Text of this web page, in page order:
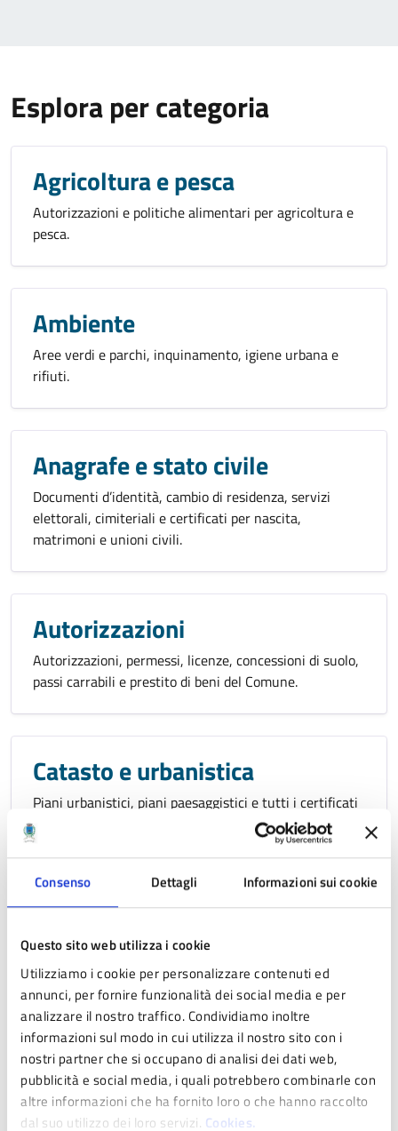
Consenso Dettagli Informazioni sui cookie
Questo sito web utilizza i cookie
Utilizziamo i cookie per personalizzare contenuti ed
annunci, per fornire funzionalità dei social media e per
analizzare il nostro traffico. Condividiamo inoltre
informazioni sul modo in cui utilizza il nostro sito con i
nostri partner che si occupano di analisi dei dati web,
pubblicità e social media, i quali potrebbero combinarle con
altre informazioni che ha fornito loro o che hanno raccolto
dal suo utilizzo dei loro servizi. Cookies.
Esplora per categoria
Agricoltura e pesca
Autorizzazioni e politiche alimentari per agricoltura e
pesca.
Ambiente
Aree verdi e parchi, inquinamento, igiene urbana e
rifiuti.
Anagrafe e stato civile
Documenti d’identità, cambio di residenza, servizi
elettorali, cimiteriali e certificati per nascita,
matrimoni e unioni civili.
Autorizzazioni
Autorizzazioni, permessi, licenze, concessioni di suolo,
passi carrabili e prestito di beni del Comune.
Catasto e urbanistica
Piani urbanistici, piani paesaggistici e tutti i certificati
per immobili, case, terreni ed edifici.
Cultura e tempo libero
Luoghi della cultura e dell’arte, impianti sportivi e
richieste di contributi per la cultura, lo spettacolo e lo
sport.
Educazione e formazione
Iscrizioni, agevolazioni e servizi per nidi, scuole e